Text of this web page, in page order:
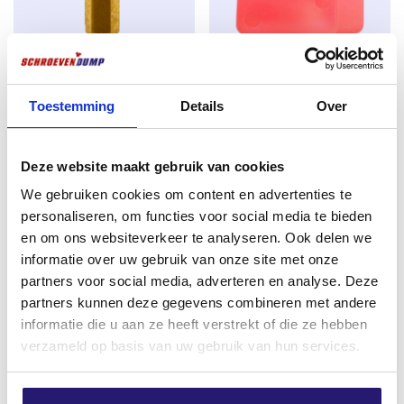
Toestemming Details Over
Deze website maakt gebruik van cookies
We gebruiken cookies om content en advertenties te
personaliseren, om functies voor social media te bieden
en om ons websiteverkeer te analyseren. Ook delen we
informatie over uw gebruik van onze site met onze
partners voor social media, adverteren en analyse. Deze
partners kunnen deze gegevens combineren met andere
informatie die u aan ze heeft verstrekt of die ze hebben
verzameld op basis van uw gebruik van hun services.
kein Bruchrisiko
, selbst bei intensiver Belastung. Wo
härtere Schrauben brechen können, biegen sich diese
mit dem Holz auf kontrollierte Weise – ideal für
Anwendungen mit natürlicher Einwirkung oder
Technische Vorteile auf einen Blick:
flexibel
Vorgeschnitten:Verschrauben ohne Spalten –
Vorbohren in der Regel nicht erforderlich
Schaftrippen:weniger Druck auf Holz und
Schraube – längere Lebensdauer der Verbindung
Torx-Antrieb (TX):Besserer Halt am Werkzeug,
weniger Durchrutschen oder Verdrehen
Hinweis: Bei der Verarbeitung in Hartholz
Schraubendreher TX-15 25mm
Titan
€1,99
Spachtelplatten 5mm rot 144
Stück im Kunststoffbehälter
€7,26